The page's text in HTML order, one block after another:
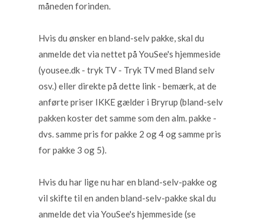
måneden forinden.
Hvis du ønsker en bland-selv pakke, skal du
anmelde det via nettet på YouSee's hjemmeside
(yousee.dk - tryk TV - Tryk TV med Bland selv
osv.) eller direkte på dette link - bemærk, at de
anførte priser IKKE gælder i Bryrup (bland-selv
pakken koster det samme som den alm. pakke -
dvs. samme pris for pakke 2 og 4 og samme pris
for pakke 3 og 5).
Hvis du har lige nu har en bland-selv-pakke og
vil skifte til en anden bland-selv-pakke skal du
anmelde det via YouSee's hjemmeside (se